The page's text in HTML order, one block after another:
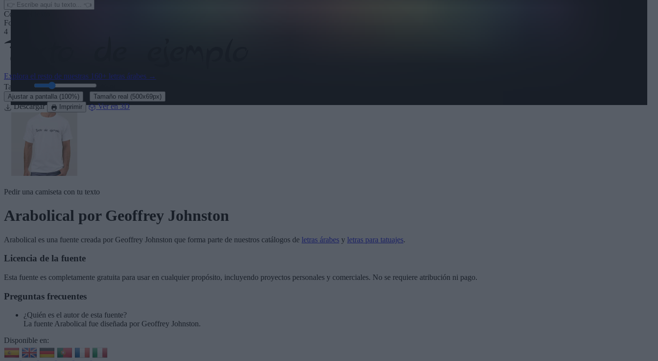
Color del texto
Fondo
4
Explora el resto de nuestras 160+ letras árabes →
Tamaño:
Ajustar a pantalla (100%) Tamaño real (500x69px)
Descargar Imprimir Ver en 3D
Pedir una camiseta con tu texto
Arabolical por Geoffrey Johnston
Arabolical es una fuente creada por Geoffrey Johnston que forma parte de nuestros catálogos de letras árabes y letras para tatuajes.
Licencia de la fuente
Esta fuente es completamente gratuita para usar en cualquier propósito, incluyendo proyectos personales y comerciales. No se requiere atribución ni pago.
Preguntas frecuentes
¿Quién es el autor de esta fuente?
La fuente Arabolical fue diseñada por Geoffrey Johnston.
Disponible en: